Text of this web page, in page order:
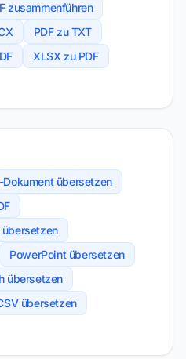
zusammenführen
PDF zu TXT
XLSX zu PDF
Dokument übersetzen
übersetzen
PowerPoint übersetzen
übersetzen
übersetzen